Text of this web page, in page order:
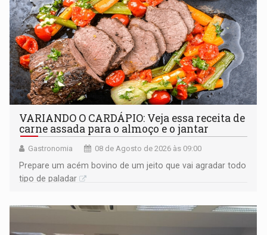
VARIANDO O CARDÁPIO: Veja essa receita de
carne assada para o almoço e o jantar
Gastronomia 08 de Agosto de 2026 às 09:00
Prepare um acém bovino de um jeito que vai agradar todo
tipo de paladar